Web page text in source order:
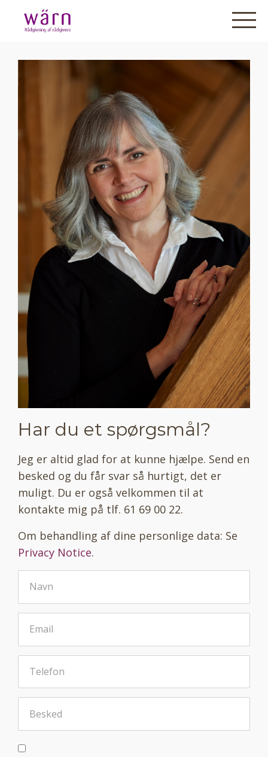
Har du et spørgsmål?
Jeg er altid glad for at kunne hjælpe. Send en
besked og du får svar så hurtigt, det er
muligt. Du er også velkommen til at
kontakte mig på tlf. 61 69 00 22.
Om behandling af dine personlige data: Se
Privacy Notice.